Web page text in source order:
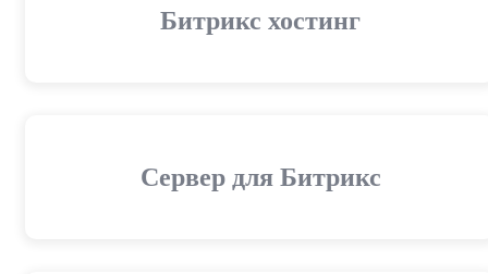
Битрикс хостинг
Сервер для Битрикс